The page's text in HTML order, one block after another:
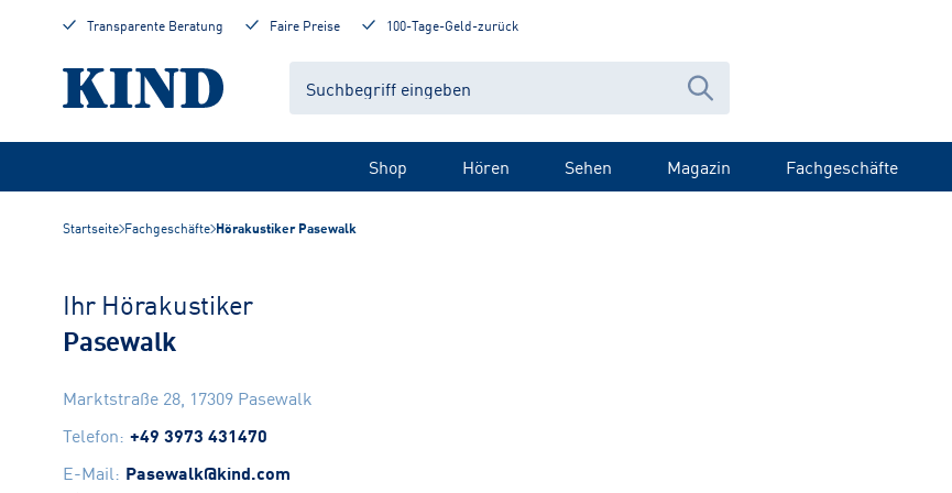
Transparente Beratung Faire Preise 100-Tage-Geld-zurück
Shop Hören Sehen Magazin Fachgeschäfte
Startseite Fachgeschäfte Hörakustiker Pasewalk
Ihr Hörakustiker
Pasewalk
Marktstraße 28, 17309 Pasewalk
Telefon: +49 3973 431470
E-Mail: Pasewalk@kind.com